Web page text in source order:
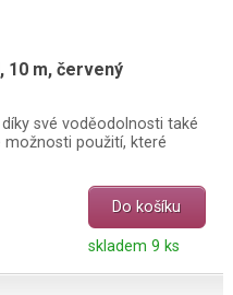
10 m, červený
své voděodolnosti také
možnosti použití, které
Do košíku
skladem 9 ks